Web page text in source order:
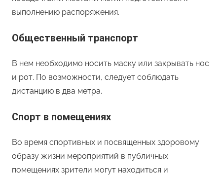
выполнению распоряжения.
Общественный транспорт
В нем необходимо носить маску или закрывать нос
и рот. По возможности, следует соблюдать
дистанцию в два метра.
Спорт в помещениях
Во время спортивных и посвященных здоровому
образу жизни мероприятий в публичных
помещениях зрители могут находиться и